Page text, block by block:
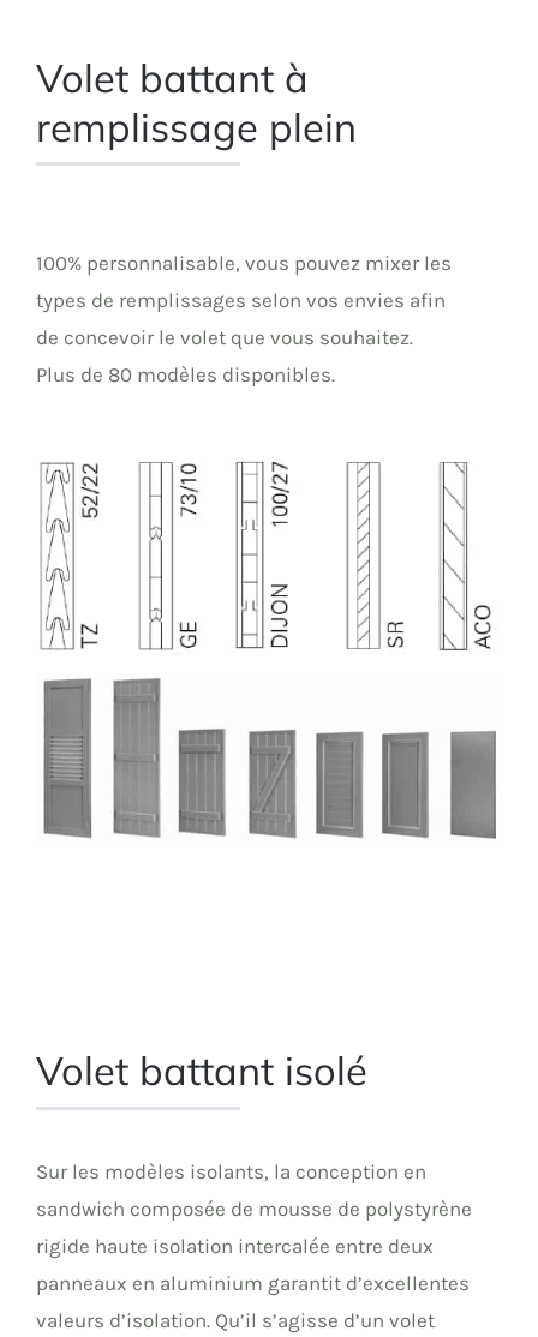
Volet battant à
remplissage plein
100% personnalisable, vous pouvez mixer les
types de remplissages selon vos envies afin
de concevoir le volet que vous souhaitez.
Plus de 80 modèles disponibles.
Volet battant isolé
Sur les modèles isolants, la conception en
sandwich composée de mousse de polystyrène
rigide haute isolation intercalée entre deux
panneaux en aluminium garantit d’excellentes
valeurs d’isolation. Qu’il s’agisse d’un volet